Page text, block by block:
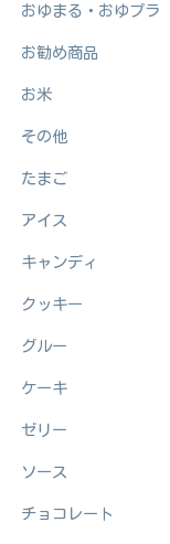
おゆまる・おゆプラ
お勧め商品
お米
その他
たまご
アイス
キャンディ
クッキー
グルー
ケーキ
ゼリー
ソース
チョコレート